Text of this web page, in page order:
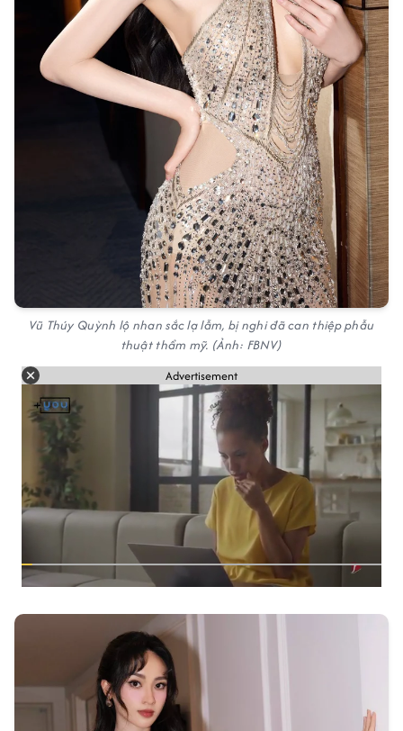
Vũ Thúy Quỳnh lộ nhan sắc lạ lẫm, bị nghi đã can thiệp phẫu
thuật thẩm mỹ. (Ảnh: FBNV)
Advertisement